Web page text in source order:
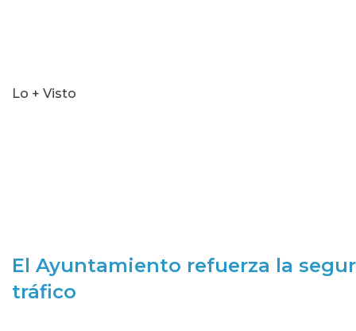
Lo + Visto
El Ayuntamiento refuerza la
tráfico